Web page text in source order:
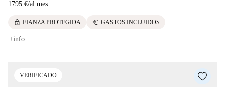
1795 €/al mes
lock FIANZA PROTEGIDA euro GASTOS INCLUIDOS
+info
VERIFICADO